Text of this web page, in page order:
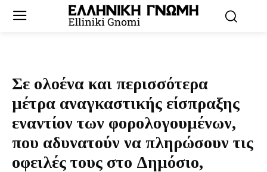
Σε ολοένα και περισσότερα
μέτρα αναγκαστικής είσπραξης
εναντίον των φορολογουμένων,
που αδυνατούν να πληρώσουν τις
οφειλές τους στο Δημόσιο,